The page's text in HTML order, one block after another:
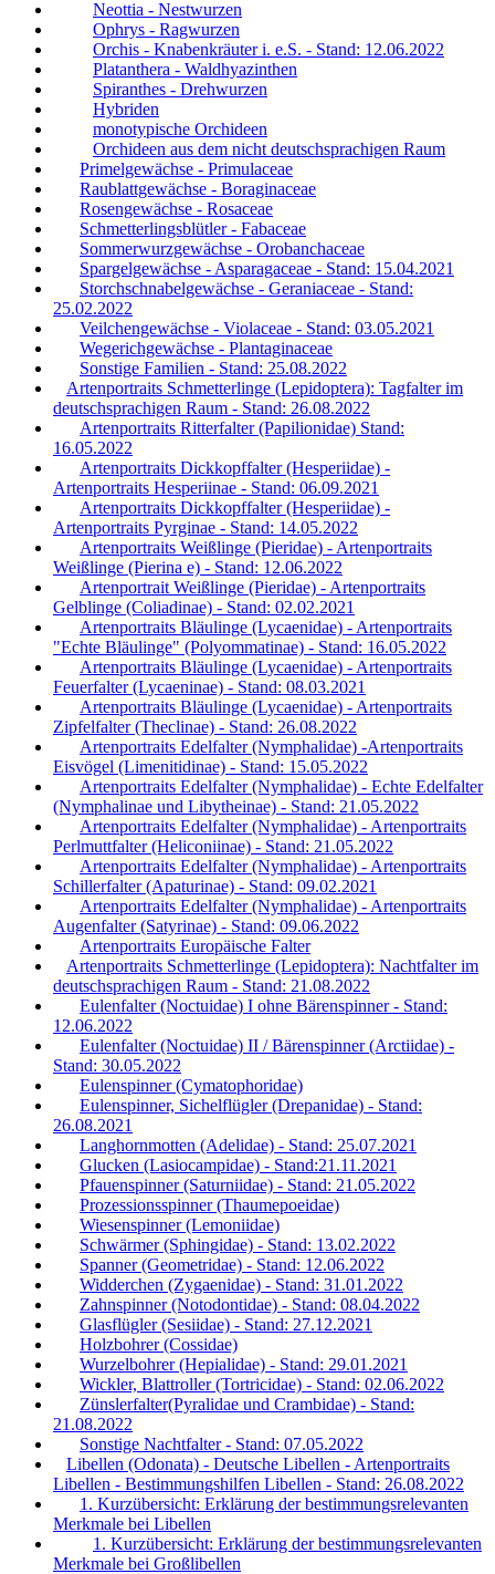
Neottia - Nestwurzen
Ophrys - Ragwurzen
Orchis - Knabenkräuter i. e.S. - Stand: 12.06.2022
Platanthera - Waldhyazinthen
Spiranthes - Drehwurzen
Hybriden
monotypische Orchideen
Orchideen aus dem nicht deutschsprachigen Raum
Primelgewächse - Primulaceae
Raublattgewächse - Boraginaceae
Rosengewächse - Rosaceae
Schmetterlingsblütler - Fabaceae
Sommerwurzgewächse - Orobanchaceae
Spargelgewächse - Asparagaceae - Stand: 15.04.2021
Storchschnabelgewächse - Geraniaceae - Stand:
25.02.2022
Veilchengewächse - Violaceae - Stand: 03.05.2021
Wegerichgewächse - Plantaginaceae
Sonstige Familien - Stand: 25.08.2022
Artenportraits Schmetterlinge (Lepidoptera): Tagfalter im
deutschsprachigen Raum - Stand: 26.08.2022
Artenportraits Ritterfalter (Papilionidae) Stand:
16.05.2022
Artenportraits Dickkopffalter (Hesperiidae) -
Artenportraits Hesperiinae - Stand: 06.09.2021
Artenportraits Dickkopffalter (Hesperiidae) -
Artenportraits Pyrginae - Stand: 14.05.2022
Artenportraits Weißlinge (Pieridae) - Artenportraits
Weißlinge (Pierina e) - Stand: 12.06.2022
Artenportrait Weißlinge (Pieridae) - Artenportraits
Gelblinge (Coliadinae) - Stand: 02.02.2021
Artenportraits Bläulinge (Lycaenidae) - Artenportraits
"Echte Bläulinge" (Polyommatinae) - Stand: 16.05.2022
Artenportraits Bläulinge (Lycaenidae) - Artenportraits
Feuerfalter (Lycaeninae) - Stand: 08.03.2021
Artenportraits Bläulinge (Lycaenidae) - Artenportraits
Zipfelfalter (Theclinae) - Stand: 26.08.2022
Artenportraits Edelfalter (Nymphalidae) -Artenportraits
Eisvögel (Limenitidinae) - Stand: 15.05.2022
Artenportraits Edelfalter (Nymphalidae) - Echte Edelfalter
(Nymphalinae und Libytheinae) - Stand: 21.05.2022
Artenportraits Edelfalter (Nymphalidae) - Artenportraits
Perlmuttfalter (Heliconiinae) - Stand: 21.05.2022
Artenportraits Edelfalter (Nymphalidae) - Artenportraits
Schillerfalter (Apaturinae) - Stand: 09.02.2021
Artenportraits Edelfalter (Nymphalidae) - Artenportraits
Augenfalter (Satyrinae) - Stand: 09.06.2022
Artenportraits Europäische Falter
Artenportraits Schmetterlinge (Lepidoptera): Nachtfalter im
deutschsprachigen Raum - Stand: 21.08.2022
Eulenfalter (Noctuidae) I ohne Bärenspinner - Stand:
12.06.2022
Eulenfalter (Noctuidae) II / Bärenspinner (Arctiidae) -
Stand: 30.05.2022
Eulenspinner (Cymatophoridae)
Eulenspinner, Sichelflügler (Drepanidae) - Stand:
26.08.2021
Langhornmotten (Adelidae) - Stand: 25.07.2021
Glucken (Lasiocampidae) - Stand:21.11.2021
Pfauenspinner (Saturniidae) - Stand: 21.05.2022
Prozessionsspinner (Thaumepoeidae)
Wiesenspinner (Lemoniidae)
Schwärmer (Sphingidae) - Stand: 13.02.2022
Spanner (Geometridae) - Stand: 12.06.2022
Widderchen (Zygaenidae) - Stand: 31.01.2022
Zahnspinner (Notodontidae) - Stand: 08.04.2022
Glasflügler (Sesiidae) - Stand: 27.12.2021
Holzbohrer (Cossidae)
Wurzelbohrer (Hepialidae) - Stand: 29.01.2021
Wickler, Blattroller (Tortricidae) - Stand: 02.06.2022
Zünslerfalter(Pyralidae und Crambidae) - Stand:
21.08.2022
Sonstige Nachtfalter - Stand: 07.05.2022
Libellen (Odonata) - Deutsche Libellen - Artenportraits
Libellen - Bestimmungshilfen Libellen - Stand: 26.08.2022
1. Kurzübersicht: Erklärung der bestimmungsrelevanten
Merkmale bei Libellen
1. Kurzübersicht: Erklärung der bestimmungsrelevanten
Merkmale bei Großlibellen